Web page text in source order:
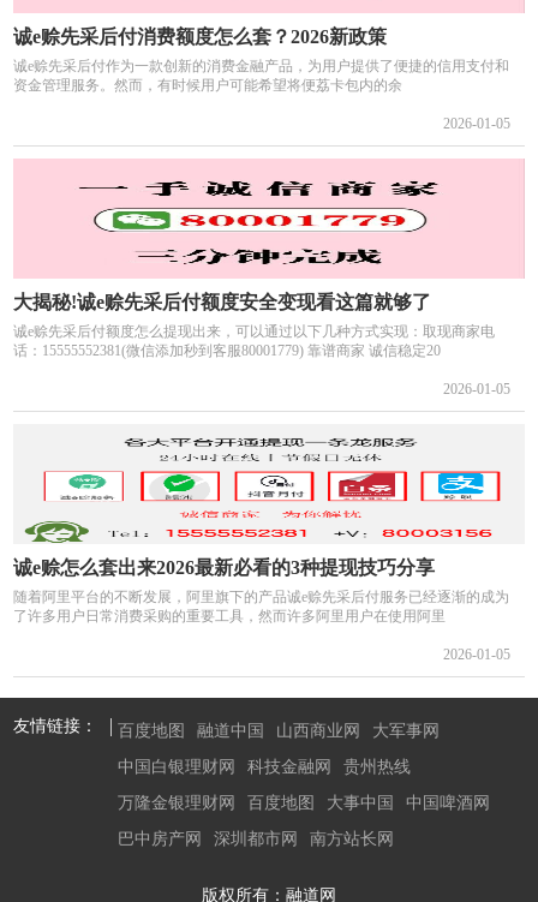
诚e赊先采后付消费额度怎么套？2026新政策
诚e赊先采后付作为一款创新的消费金融产品，为用户提供了便捷的信用支付和
资金管理服务。然而，有时候用户可能希望将便荔卡包内的余
2026-01-05
大揭秘!诚e赊先采后付额度安全变现看这篇就够了
诚e赊先采后付额度怎么提现出来，可以通过以下几种方式实现：取现商家电
话：15555552381(微信添加秒到客服80001779) 靠谱商家 诚信稳定20
2026-01-05
诚e赊怎么套出来2026最新必看的3种提现技巧分享
随着阿里平台的不断发展，阿里旗下的产品诚e赊先采后付服务已经逐渐的成为
了许多用户日常消费采购的重要工具，然而许多阿里用户在使用阿里
2026-01-05
友情链接： 百度地图 融道中国 山西商业网
大军事网
中国白银理财网
科技金融网
贵州热线
万隆金银理财网
百度地图 大事中国
中国啤酒网
巴中房产网
深圳都市网 南方站长网
版权所有：融道网